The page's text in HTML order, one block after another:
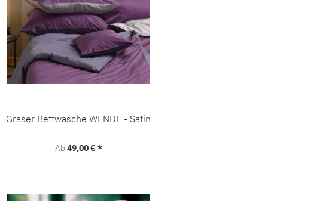
Graser Bettwäsche WENDE - Satin
Regulärer Preis:
Ab49,00 € *